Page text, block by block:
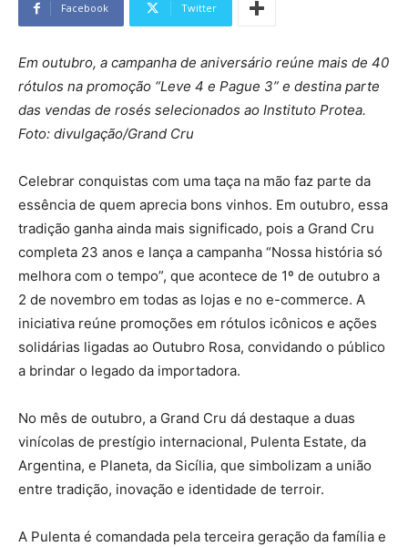
Facebook Twitter
Em outubro, a campanha de aniversário reúne mais de 40
rótulos na promoção “Leve 4 e Pague 3” e destina parte
das vendas de rosés selecionados ao Instituto Protea.
Foto: divulgação/Grand Cru
Celebrar conquistas com uma taça na mão faz parte da
essência de quem aprecia bons vinhos. Em outubro, essa
tradição ganha ainda mais significado, pois a Grand Cru
completa 23 anos e lança a campanha “Nossa história só
melhora com o tempo”, que acontece de 1º de outubro a
2 de novembro em todas as lojas e no e-commerce. A
iniciativa reúne promoções em rótulos icônicos e ações
solidárias ligadas ao Outubro Rosa, convidando o público
a brindar o legado da importadora.
No mês de outubro, a Grand Cru dá destaque a duas
vinícolas de prestígio internacional, Pulenta Estate, da
Argentina, e Planeta, da Sicília, que simbolizam a união
entre tradição, inovação e identidade de terroir.
A Pulenta é comandada pela terceira geração da família e